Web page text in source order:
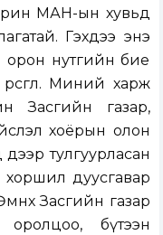
МАН-ын хувьд
Гэхдээ энэ
орон нутгийн бие
Миний харж
Засгийн газар,
хоёрын олон
дээр тулгуурласан
хоршил дуусгавар
Засгийн газар
оролцоо, бүтээн